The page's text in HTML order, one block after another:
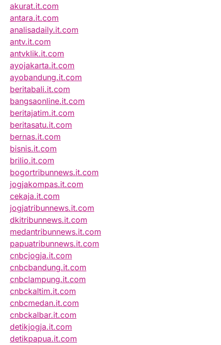
akurat.it.com
antara.it.com
analisadaily.it.com
antv.it.com
antvklik.it.com
ayojakarta.it.com
ayobandung.it.com
beritabali.it.com
bangsaonline.it.com
beritajatim.it.com
beritasatu.it.com
bernas.it.com
bisnis.it.com
brilio.it.com
bogortribunnews.it.com
jogjakompas.it.com
cekaja.it.com
jogjatribunnews.it.com
dkitribunnews.it.com
medantribunnews.it.com
papuatribunnews.it.com
cnbcjogja.it.com
cnbcbandung.it.com
cnbclampung.it.com
cnbckaltim.it.com
cnbcmedan.it.com
cnbckalbar.it.com
detikjogja.it.com
detikpapua.it.com